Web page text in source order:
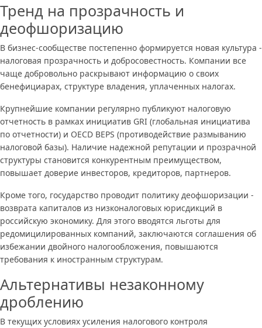
Тренд на прозрачность и
деофшоризацию
В бизнес-сообществе постепенно формируется новая культура -
налоговая прозрачность и добросовестность. Компании все
чаще добровольно раскрывают информацию о своих
бенефициарах, структуре владения, уплаченных налогах.
Крупнейшие компании регулярно публикуют налоговую
отчетность в рамках инициатив GRI (глобальная инициатива
по отчетности) и OECD BEPS (противодействие размыванию
налоговой базы). Наличие надежной репутации и прозрачной
структуры становится конкурентным преимуществом,
повышает доверие инвесторов, кредиторов, партнеров.
Кроме того, государство проводит политику деофшоризации -
возврата капиталов из низконалоговых юрисдикций в
российскую экономику. Для этого вводятся льготы для
редомицилированных компаний, заключаются соглашения об
избежании двойного налогообложения, повышаются
требования к иностранным структурам.
Альтернативы незаконному
дроблению
В текущих условиях усиления налогового контроля